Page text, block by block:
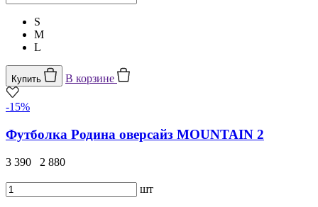
S
M
L
Купить В корзине
-15%
Футболка Родина оверсайз MOUNTAIN 2
3 390 2 880
шт